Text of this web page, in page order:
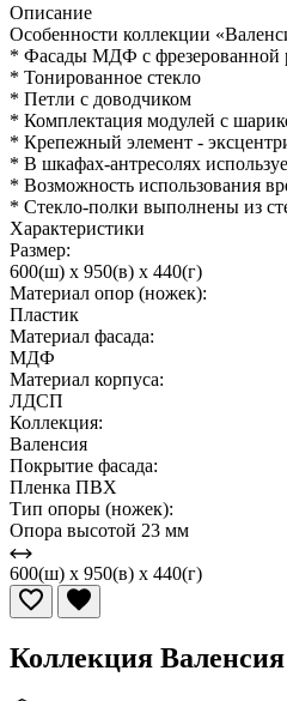
Описание
Особенности коллекции
* Фасады МДФ с фрезерованной
* Тонированное стекло
* Петли с доводчиком
* Комплектация модулей с
* Крепежный элемент -
* В шкафах-антресолях
* Возможность использования
* Стекло-полки выполнены из
Характеристики
Размер:
600(ш) x 950(в) x 440(г)
Материал опор (ножек):
Пластик
Материал фасада:
МДФ
Материал корпуса:
ЛДСП
Коллекция:
Валенсия
Покрытие фасада:
Пленка ПВХ
Тип опоры (ножек):
Опора высотой 23 мм
600(ш) x 950(в) x 440(г)
Коллекция